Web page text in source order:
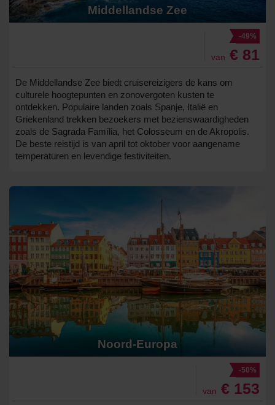
Middellandse Zee
-49%
van € 81
De Middellandse Zee biedt cruisereizigers de kans om
culturele hoogtepunten en zonovergoten kusten te
ontdekken. Populaire landen zoals Spanje, Italië en
Griekenland trekken bezoekers met bezienswaardigheden
zoals de Sagrada Família, het Colosseum en de Akropolis.
De beste reistijd is van april tot oktober voor aangename
temperaturen en levendige festiviteiten.
Noord-Europa
-50%
van € 153